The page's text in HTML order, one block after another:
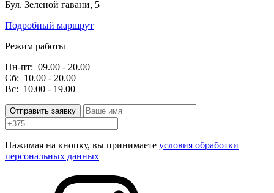
Бул. Зеленой гавани, 5
Подробный маршрут
Режим работы
Пн-пт: 09.00 - 20.00
Сб: 10.00 - 20.00
Вс: 10.00 - 19.00
Отправить заявку
Нажимая на кнопку, вы принимаете условия обработки
персональных данных